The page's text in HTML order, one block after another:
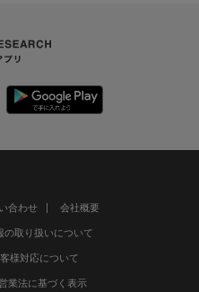
合わせ 会社概要
の取り扱いについて
様対応について
業法に基づく表示